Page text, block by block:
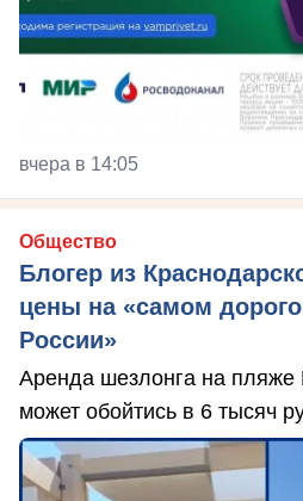
вчера в 14:05
Общество
Блогер из
цены на «самом
России»
Аренда шезлонга на пляже
может обойтись в 6 тысяч